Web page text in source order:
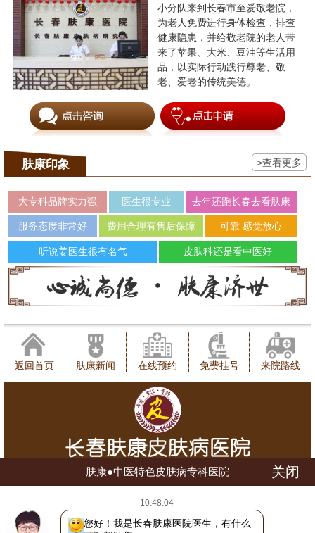
小分队来到长春市至爱敬老院，
为老人免费进行身体检查，排查
健康隐患，并给敬老院的老人带
来了苹果、大米、豆油等生活用
品，以实际行动践行尊老、敬
老、爱老的传统美德。
肤康印象 >查看更多
大专科品牌实力强 医生很专业 去年还跑长春去看肤康
服务态度非常好 费用合理有售后保障 可靠 感觉放心
听说姜医生很有名气 皮肤科还是看中医好
返回首页 肤康新闻 在线预约 免费挂号 来院路线
地址：长春市朝阳区西安大路1566号网站地图
吉ICP备16002784号 吉公网安备 22010402000780号
肤康●中医特色皮肤病专科医院 关闭
10:48:04
您好！我是长春肤康医院医生，有什么